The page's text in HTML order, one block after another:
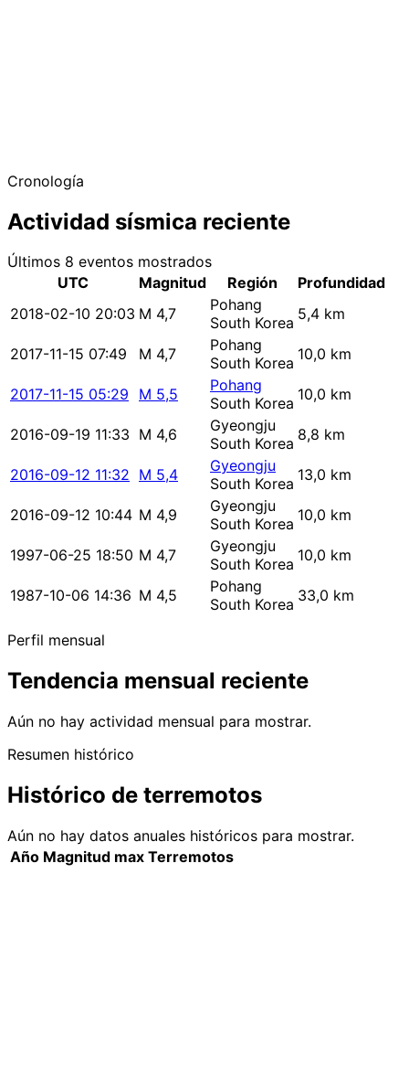
Cronología
Actividad sísmica reciente
Últimos 8 eventos mostrados
UTC
Magnitud Región
Profundidad
2018-02-10 20:03 M 4,7
Pohang
South Korea 5,4 km
2017-11-15 07:49 M 4,7
Pohang
South Korea 10,0 km
2017-11-15 05:29 M 5,5
Pohang
South Korea 10,0 km
2016-09-19 11:33 M 4,6
Gyeongju
South Korea 8,8 km
2016-09-12 11:32 M 5,4
Gyeongju
South Korea 13,0 km
2016-09-12 10:44 M 4,9
Gyeongju
South Korea 10,0 km
1997-06-25 18:50 M 4,7
Gyeongju
South Korea 10,0 km
1987-10-06 14:36 M 4,5
Pohang
South Korea 33,0 km
Perfil mensual
Tendencia mensual reciente
Aún no hay actividad mensual para mostrar.
Resumen histórico
Histórico de terremotos
Aún no hay datos anuales históricos para mostrar.
Año Magnitud max Terremotos